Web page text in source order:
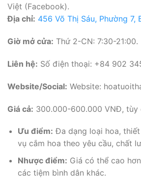
Việt (Facebook).
Địa chỉ: 456 Võ Thị Sáu, Phường 7,
Giờ mở cửa: Thứ 2-CN: 7:30-21:00.
Liên hệ: Số điện thoại: +84 902
Website/Social: Website:
Giá cả: 300.000-600.000 VNĐ, tùy
Ưu điểm: Đa dạng loại hoa,
vụ cắm hoa theo yêu cầu, chất
Nhược điểm: Giá có thể cao
các tiệm bình dân khác.